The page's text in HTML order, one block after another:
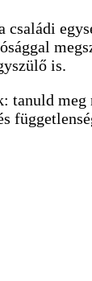
családi
is.
tanuld meg